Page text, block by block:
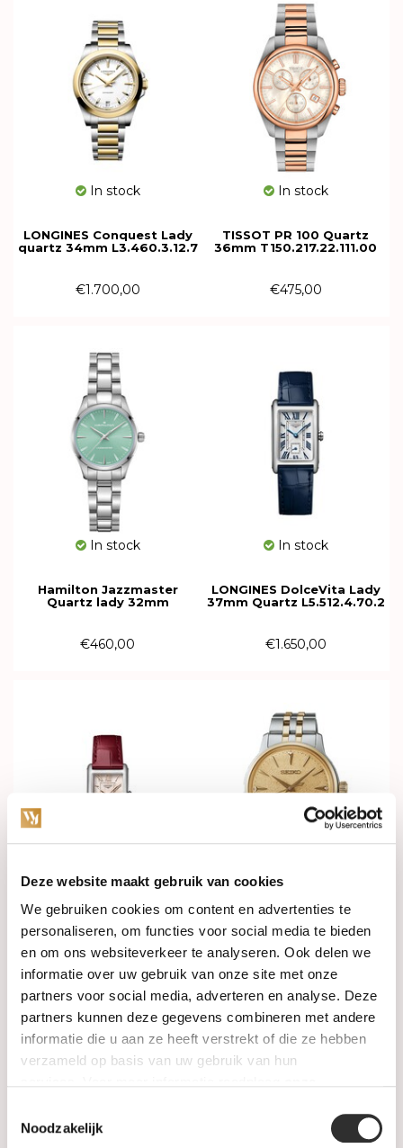
Deze website maakt gebruik van cookies
We gebruiken cookies om content en advertenties te
personaliseren, om functies voor social media te bieden
en om ons websiteverkeer te analyseren. Ook delen we
informatie over uw gebruik van onze site met onze
partners voor social media, adverteren en analyse. Deze
partners kunnen deze gegevens combineren met andere
informatie die u aan ze heeft verstrekt of die ze hebben
verzameld op basis van uw gebruik van hun
Noodzakelijk
In stock
LONGINES Conquest Lady
quartz 34mm L3.460.3.12.7
€1.700,00
In stock
TISSOT PR 100 Quartz
36mm T150.217.22.111.00
€475,00
In stock
Hamilton Jazzmaster
Quartz lady 32mm
€460,00
In stock
LONGINES DolceVita Lady
37mm Quartz L5.512.4.70.2
€1.650,00
20.8x32mm Quartz
L5.255.4.28.2
€1.650,00
Time Automatic 34mm
SRPL64J1
€640,00